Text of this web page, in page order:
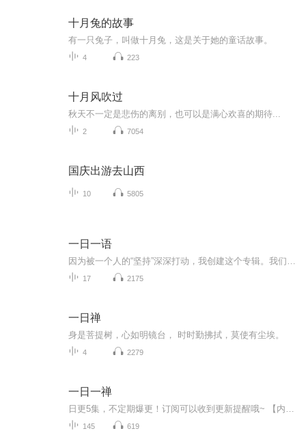
十月兔的故事
有一只兔子，叫做十月兔，这是关于她的童话故事。
4 223
十月风吹过
秋天不一定是悲伤的离别，也可以是满心欢喜的期待...
2 7054
国庆出游去山西
10 5805
一日一语
17 2175
一日禅
身是菩提树，心如明镜台， 时时勤拂拭，莫使有尘埃。
4 2279
一日一禅
145 619